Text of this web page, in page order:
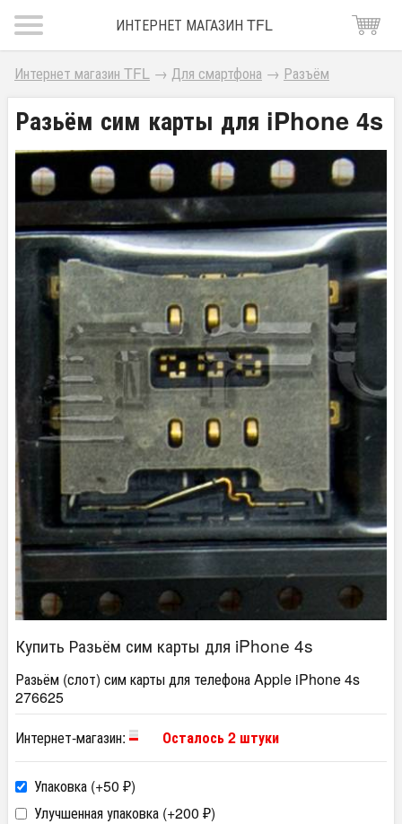
ИНТЕРНЕТ МАГАЗИН TFL
Интернет магазин TFL → Для смартфона → Разъём
Разьём сим карты для iPhone 4s
Купить Разьём сим карты для iPhone 4s
Разьём (слот) сим карты для телефона Apple iPhone 4s
276625
Интернет-магазин:
Осталось 2 штуки
Упаковка (+50 ₽)
Улучшенная упаковка (+200 ₽)